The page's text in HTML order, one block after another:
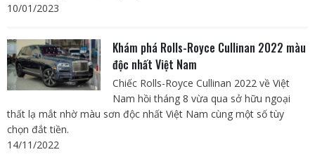
10/01/2023
Khám phá Rolls-Royce Cullinan 2022 màu
độc nhất Việt Nam
Chiếc Rolls-Royce Cullinan 2022 về Việt
Nam hồi tháng 8 vừa qua sở hữu ngoại
thất lạ mắt nhờ màu sơn độc nhất Việt Nam cùng một số tùy
chọn đắt tiền.
14/11/2022